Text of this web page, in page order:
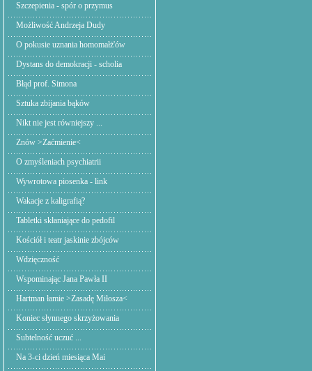
Szczepienia - spór o przymus
Możliwość Andrzeja Dudy
O pokusie uznania homomałż'ów
Dystans do demokracji - scholia
Błąd prof. Simona
Sztuka zbijania bąków
Nikt nie jest równiejszy ...
Znów >Zaćmienie<
O zmyśleniach psychiatrii
Wywrotowa piosenka - link
Wakacje z kaligrafią?
Tabletki skłaniające do pedofil
Kościół i teatr jaskinie zbójców
Wdzięczność
Wspominając Jana Pawła II
Hartman łamie >Zasadę Miłosza<
Koniec słynnego skrzyżowania
Subtelność uczuć ...
Na 3-ci dzień miesiąca Mai